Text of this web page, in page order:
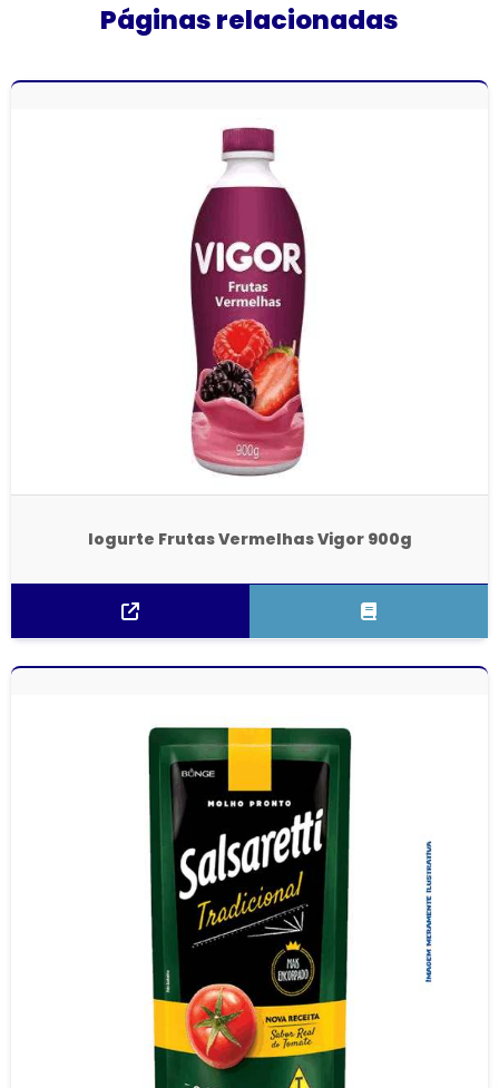
Páginas relacionadas
Iogurte Frutas Vermelhas Vigor 900g